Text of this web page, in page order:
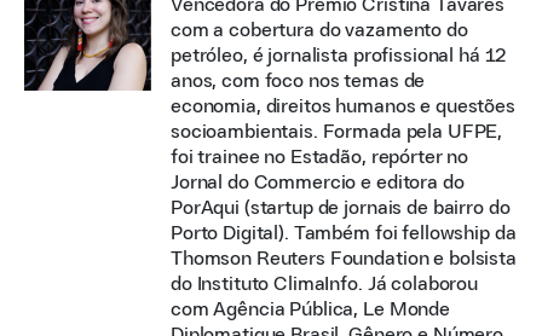
Vencedora do Prêmio Cristina Tavares
com a cobertura do vazamento do
petróleo, é jornalista profissional há 12
anos, com foco nos temas de
economia, direitos humanos e questões
socioambientais. Formada pela UFPE,
foi trainee no Estadão, repórter no
Jornal do Commercio e editora do
PorAqui (startup de jornais de bairro do
Porto Digital). Também foi fellowship da
Thomson Reuters Foundation e bolsista
do Instituto ClimaInfo. Já colaborou
com Agência Pública, Le Monde